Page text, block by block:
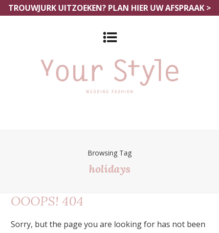
TROUWJURK UITZOEKEN? PLAN HIER UW AFSPRAAK >
Browsing Tag
holidays
OOOPS! 404
Sorry, but the page you are looking for has not been